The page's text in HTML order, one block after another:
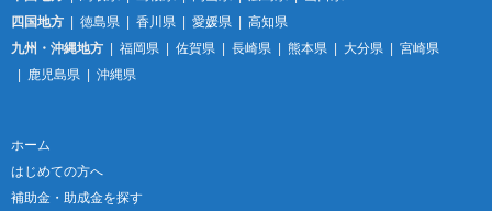
四国地方
徳島県 香川県 愛媛県
高知県
九州・沖縄地方
福岡県 佐賀県 長崎県 熊本県 大分県
宮崎県
鹿児島県
沖縄県
ホーム
はじめての方へ
補助金・助成金を探す